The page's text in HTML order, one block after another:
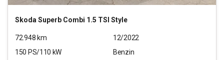
SkodaSuperb Combi 1.5 TSI Style
72.948 km
12/2022
150 PS/110 kW
Benzin